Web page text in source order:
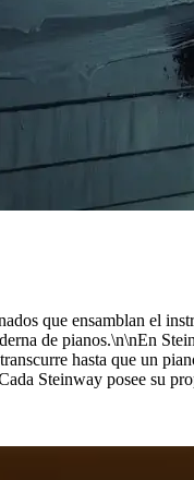
que ensamblan el
de pianos.\n\nEn
hasta que un
Steinway posee su